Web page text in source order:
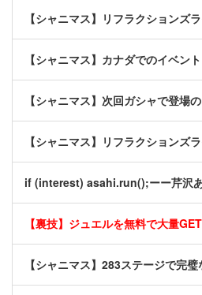
【シャニマス】リフラクション
【シャニマス】カナダでのイベン
【シャニマス】次回ガシャで登
【シャニマス】リフラクションズ
if (interest) asahi.run();ーー芹沢
【裏技】ジュエルを無料で大量
【シャニマス】283ステージで完